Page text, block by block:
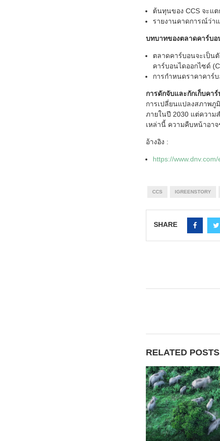
ต้นทุนของ CCS จะแ
รายงานคาดการณ์ว่า
บทบาทของตลาดคาร์บ
ตลาดคาร์บอนจะเป็น
คาร์บอนไดออกไซด์
การกำหนดราคาคาร์
การดักจับและกักเก็บคา
การเปลี่ยนแปลงสภาพภู
ภายในปี 2030 แต่ความ
เหล่านี้ ความคืบหน้าอา
อ้างอิง :
https://
CCS IGREENSTORY
SHARE
RELATED POSTS